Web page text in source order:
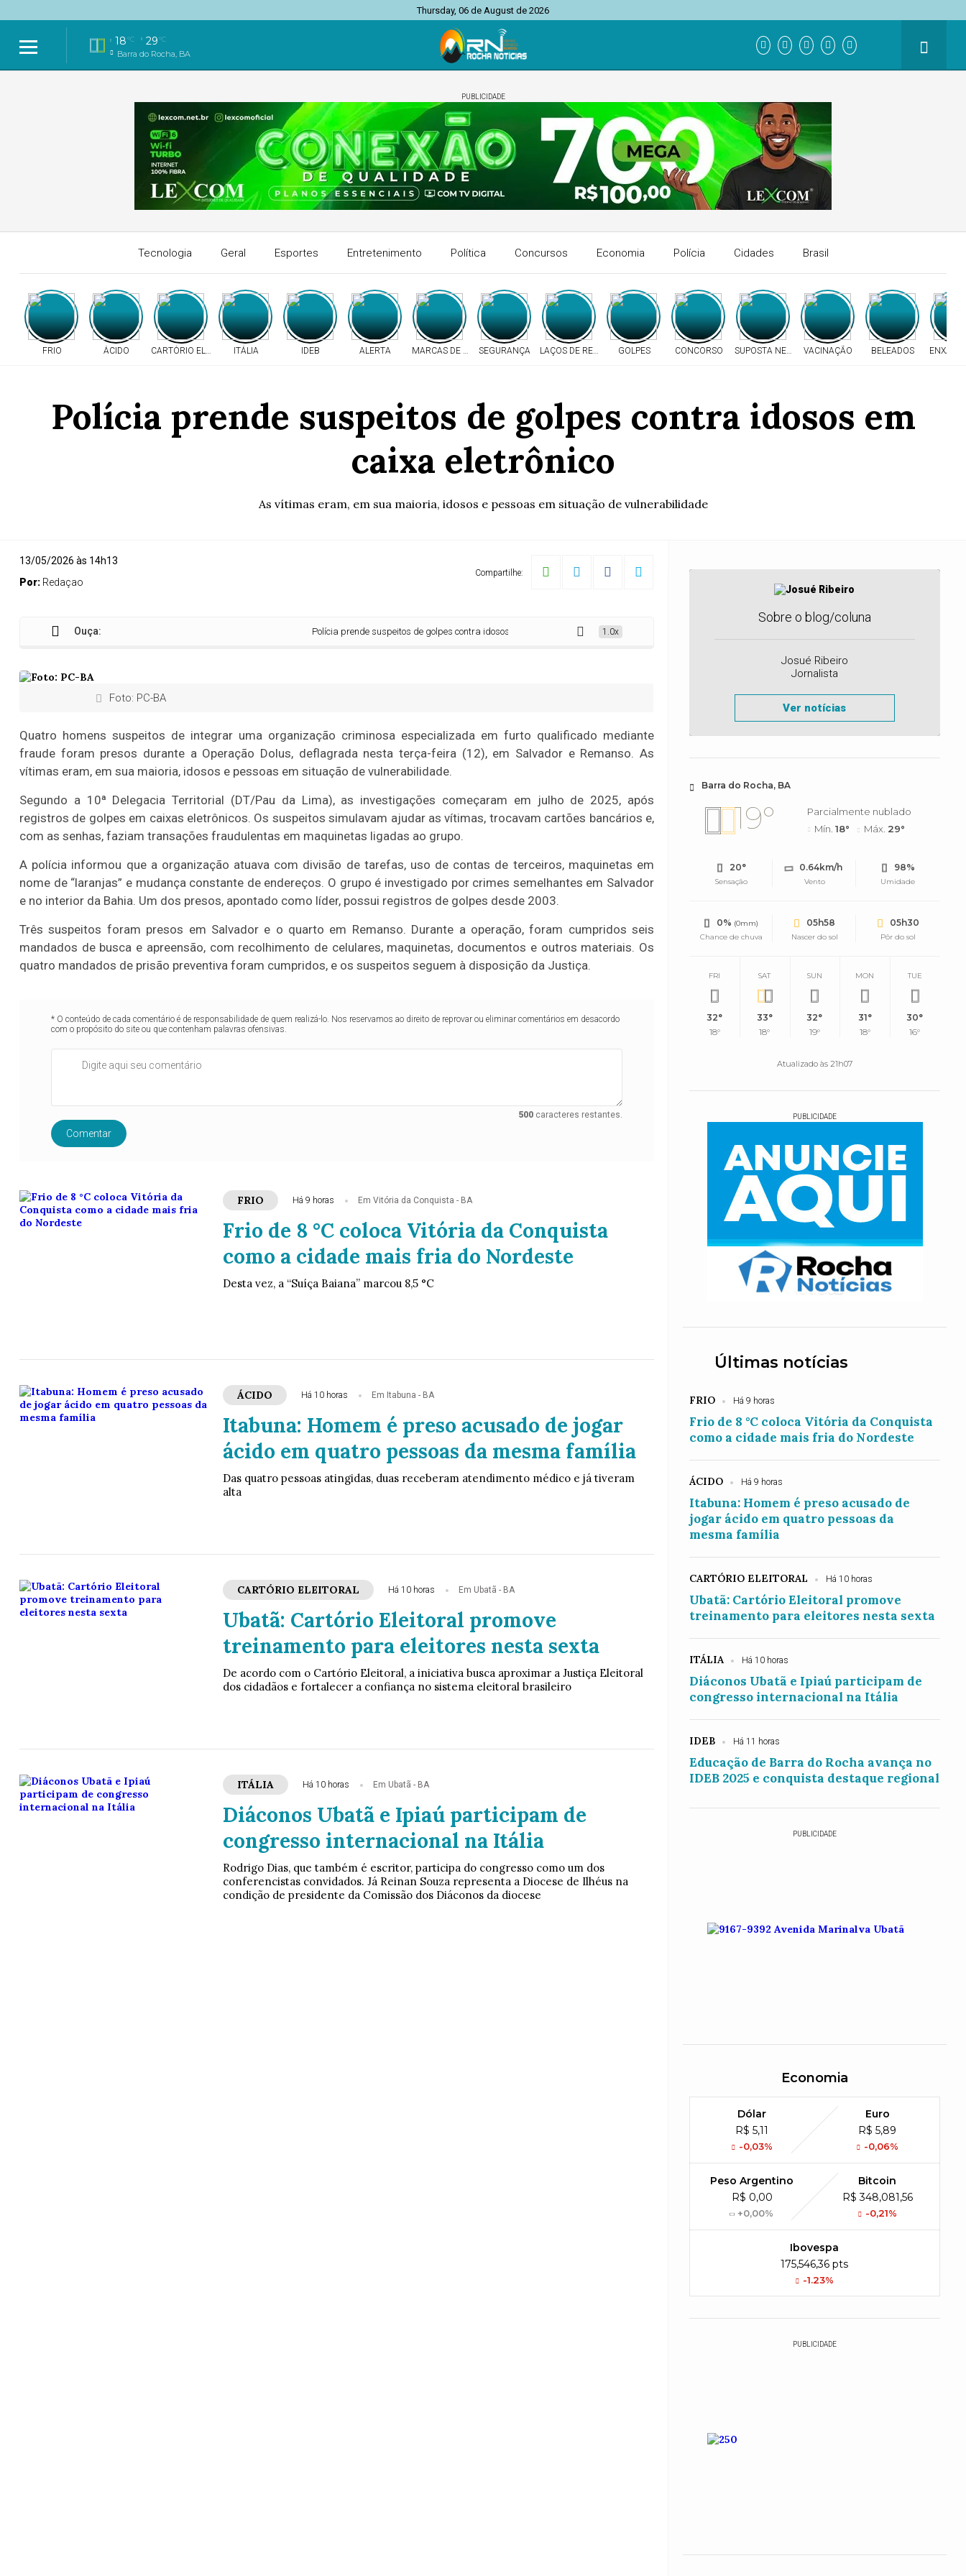
Thursday, 06 de August de 2026
18°C 29°C
Barra do Rocha, BA
PUBLICIDADE
Tecnologia Geral Esportes Entretenimento Política Concursos Economia Polícia Cidades Brasil
FRIO ÁCIDO CARTÓRIO ELEITORALITÁLIA IDEB ALERTA MARCAS DE TIROSSEGURANÇA LAÇOS DE RESPEITOGOLPES CONCORSO SUPOSTA NEGLIGÊNCIA
VACINAÇÃO BELEADOS
Polícia prende suspeitos de golpes contra idosos em
caixa eletrônico
As vítimas eram, em sua maioria, idosos e pessoas em situação de vulnerabilidade
13/05/2026 às 14h13
Por: Redaçao
Compartilhe:
Ouça: Polícia prende suspeitos de golpes contra idosos em caixa eletrônico 1.0x
Foto: PC-BA
Quatro homens suspeitos de integrar uma organização criminosa especializada em furto qualificado mediante
fraude foram presos durante a Operação Dolus, deflagrada nesta terça-feira (12), em Salvador e Remanso. As
vítimas eram, em sua maioria, idosos e pessoas em situação de vulnerabilidade.
Segundo a 10ª Delegacia Territorial (DT/Pau da Lima), as investigações começaram em julho de 2025, após
registros de golpes em caixas eletrônicos. Os suspeitos simulavam ajudar as vítimas, trocavam cartões bancários e,
com as senhas, faziam transações fraudulentas em maquinetas ligadas ao grupo.
A polícia informou que a organização atuava com divisão de tarefas, uso de contas de terceiros, maquinetas em
nome de “laranjas” e mudança constante de endereços. O grupo é investigado por crimes semelhantes em Salvador
e no interior da Bahia. Um dos presos, apontado como líder, possui registros de golpes desde 2003.
Três suspeitos foram presos em Salvador e o quarto em Remanso. Durante a operação, foram cumpridos seis
mandados de busca e apreensão, com recolhimento de celulares, maquinetas, documentos e outros materiais. Os
quatro mandados de prisão preventiva foram cumpridos, e os suspeitos seguem à disposição da Justiça.
* O conteúdo de cada comentário é de responsabilidade de quem realizá-lo. Nos reservamos ao direito de reprovar ou eliminar comentários em desacordo
com o propósito do site ou que contenham palavras ofensivas.
500caracteres restantes.
Comentar
FRIO Há 9 horas Em Vitória da Conquista - BA
Frio de 8 °C coloca Vitória da Conquista
como a cidade mais fria do Nordeste
Desta vez, a “Suíça Baiana” marcou 8,5 °C
ÁCIDO Há 10 horas Em Itabuna - BA
Itabuna: Homem é preso acusado de jogar
ácido em quatro pessoas da mesma família
Das quatro pessoas atingidas, duas receberam atendimento médico e já tiveram
alta
CARTÓRIO ELEITORAL Há 10 horas Em Ubatã - BA
Ubatã: Cartório Eleitoral promove
treinamento para eleitores nesta sexta
De acordo com o Cartório Eleitoral, a iniciativa busca aproximar a Justiça Eleitoral
dos cidadãos e fortalecer a confiança no sistema eleitoral brasileiro
ITÁLIA Há 10 horas Em Ubatã - BA
Diáconos Ubatã e Ipiaú participam de
congresso internacional na Itália
Rodrigo Dias, que também é escritor, participa do congresso como um dos
conferencistas convidados. Já Reinan Souza representa a Diocese de Ilhéus na
condição de presidente da Comissão dos Diáconos da diocese
Sobre o blog/coluna
Josué Ribeiro
Jornalista
Ver notícias
Barra do Rocha, BA
19°
Parcialmente nublado
Mín.18° Máx. 29°
20°
Sensação
0.64km/h
Vento
98%
Umidade
0% (0mm)
Chance de chuva
05h58
Nascer do sol
05h30
Pôr do sol
FRI
32°
18°
SAT
33°
18°
SUN
32°
19°
MON
31°
18°
TUE
30°
16°
Atualizado às 21h07
PUBLICIDADE
Últimas notícias
FRIO Há 9 horas
Frio de 8 °C coloca Vitória da Conquista
como a cidade mais fria do Nordeste
ÁCIDO Há 9 horas
Itabuna: Homem é preso acusado de
jogar ácido em quatro pessoas da
mesma família
CARTÓRIO ELEITORAL Há 10 horas
Ubatã: Cartório Eleitoral promove
treinamento para eleitores nesta sexta
ITÁLIA Há 10 horas
Diáconos Ubatã e Ipiaú participam de
congresso internacional na Itália
IDEB Há 11 horas
Educação de Barra do Rocha avança no
IDEB 2025 e conquista destaque regional
PUBLICIDADE
Economia
Dólar
R$ 5,11
-0,03%
Euro
R$ 5,89
-0,06%
Peso Argentino
R$ 0,00
+0,00%
Bitcoin
R$ 348,081,56
-0,21%
Ibovespa
175,546,36 pts
-1.23%
PUBLICIDADE